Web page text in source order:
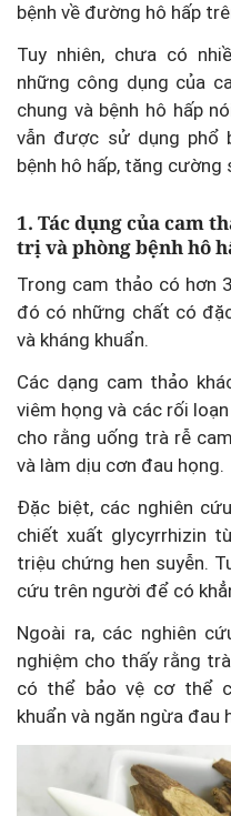
bệnh về đường hô hấp
Tuy nhiên, chưa có
những công dụng của
chung và bệnh hô hấp
vẫn được sử dụng phổ
bệnh hô hấp, tăng cường
1. Tác dụng của cam
trị và phòng bệnh hô
Trong cam thảo có hơn
đó có những chất có
và kháng khuẩn.
Các dạng cam thảo
viêm họng và các rối
cho rằng uống trà rễ
và làm dịu cơn đau họng.
Đặc biệt, các nghiên
chiết xuất glycyrrhizin
triệu chứng hen suyễn.
cứu trên người để có
Ngoài ra, các nghiên
nghiệm cho thấy rằng
có thể bảo vệ cơ thể
khuẩn và ngăn ngừa đau